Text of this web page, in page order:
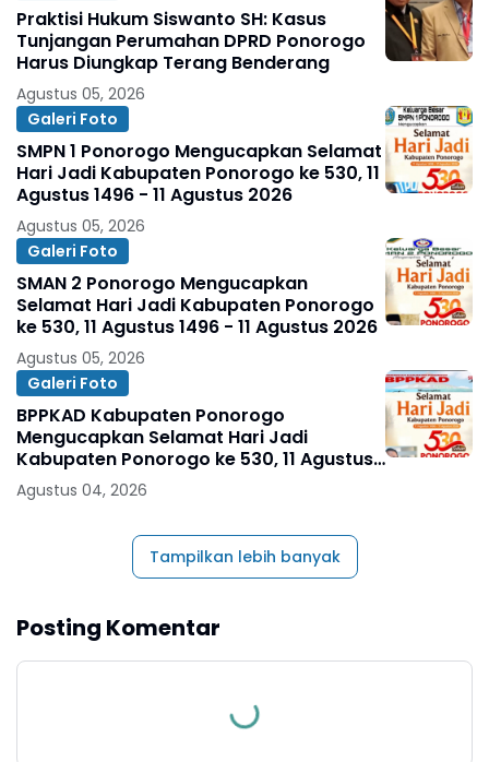
Praktisi Hukum Siswanto SH: Kasus
Tunjangan Perumahan DPRD Ponorogo
Harus Diungkap Terang Benderang
Agustus 05, 2026
Galeri Foto
SMPN 1 Ponorogo Mengucapkan Selamat
Hari Jadi Kabupaten Ponorogo ke 530, 11
Agustus 1496 - 11 Agustus 2026
Agustus 05, 2026
Galeri Foto
SMAN 2 Ponorogo Mengucapkan
Selamat Hari Jadi Kabupaten Ponorogo
ke 530, 11 Agustus 1496 - 11 Agustus 2026
Agustus 05, 2026
Galeri Foto
BPPKAD Kabupaten Ponorogo
Mengucapkan Selamat Hari Jadi
Kabupaten Ponorogo ke 530, 11 Agustus
1496 - 11 Agustus 2026
Agustus 04, 2026
Tampilkan lebih banyak
Posting Komentar